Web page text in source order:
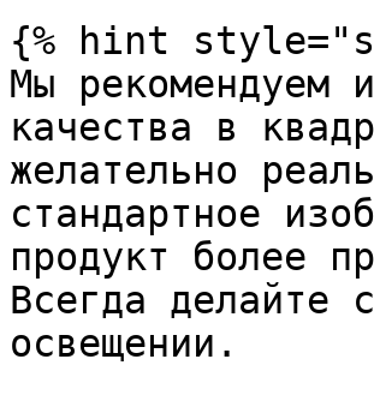
{% hint
Мы рекомендуем
качества в
желательно
стандартное
продукт более
Всегда делайте
освещении.